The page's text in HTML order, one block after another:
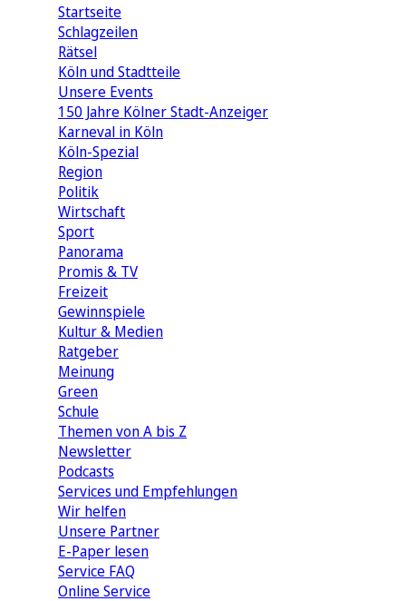
Startseite
Schlagzeilen
Rätsel
Köln und Stadtteile
Unsere Events
150 Jahre Kölner Stadt-Anzeiger
Karneval in Köln
Köln-Spezial
Region
Politik
Wirtschaft
Sport
Panorama
Promis & TV
Freizeit
Gewinnspiele
Kultur & Medien
Ratgeber
Meinung
Green
Schule
Themen von A bis Z
Newsletter
Podcasts
Services und Empfehlungen
Wir helfen
Unsere Partner
E-Paper lesen
Service FAQ
Online Service